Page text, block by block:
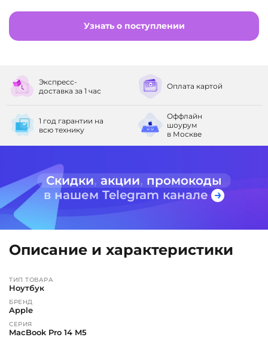
Узнать о поступлении
Экспресс-
доставка за 1 час Оплата картой
1 год гарантии на
всю технику
Оффлайн
шоурум
в Москве
Скидки, акции, промокоды
в нашем Telegram канале
Описание и характеристики
ТИП ТОВАРА
Ноутбук
БРЕНД
Apple
СЕРИЯ
MacBook Pro 14 M5